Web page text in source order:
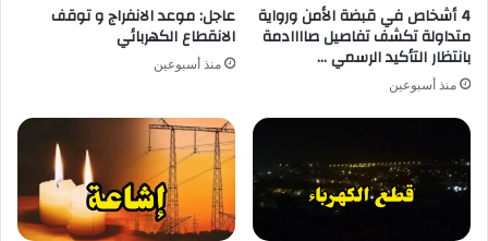
4 أشخاص في قبضة الأمن ورواية
متداولة تكشف تفاصيل صاااادمة
بانتظار التأكيد الرسمي …
منذ أسبوعين
عاجل: موعد الانفراج و توقف
الانقطاع الكهربائي
منذ أسبوعين